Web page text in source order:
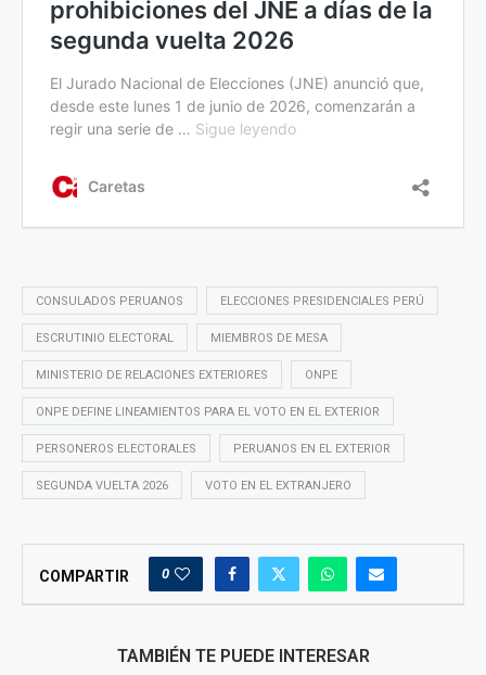
CONSULADOS PERUANOS ELECCIONES PRESIDENCIALES PERÚ
ESCRUTINIO ELECTORAL MIEMBROS DE MESA
MINISTERIO DE RELACIONES EXTERIORES ONPE
ONPE DEFINE LINEAMIENTOS PARA EL VOTO EN EL EXTERIOR
PERSONEROS ELECTORALES PERUANOS EN EL EXTERIOR
SEGUNDA VUELTA 2026 VOTO EN EL EXTRANJERO
COMPARTIR 0
TAMBIÉN TE PUEDE INTERESAR